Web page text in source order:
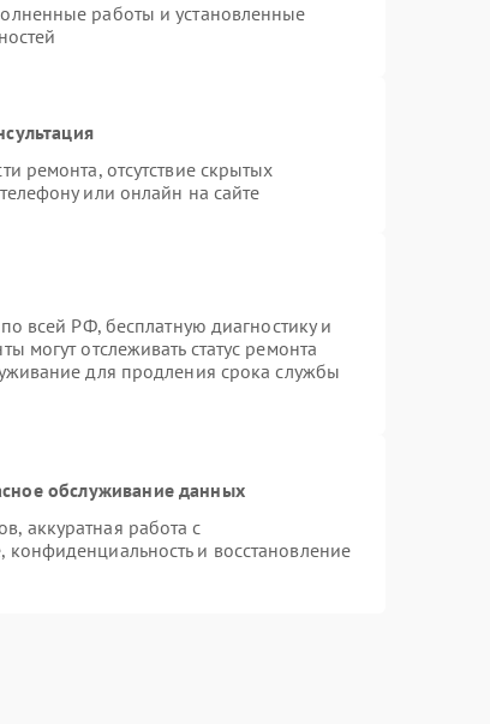
работы и установленные
ремонта, отсутствие скрытых
или онлайн на сайте
всей РФ, бесплатную диагностику и
могут отслеживать статус ремонта
для продления срока службы
обслуживание данных
аккуратная работа с
и восстановление